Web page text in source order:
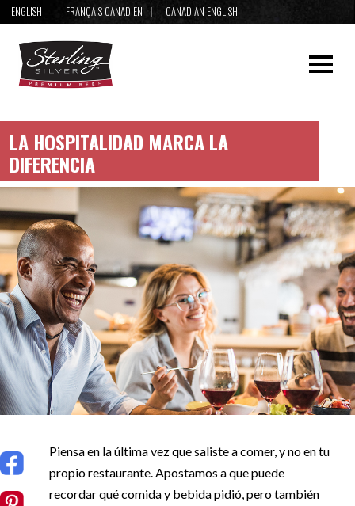
ENGLISH FRANÇAIS CANADIEN CANADIAN ENGLISH
LA HOSPITALIDAD MARCA LA
DIFERENCIA
Piensa en la última vez que saliste a comer, y no en tu
propio restaurante. Apostamos a que puede
recordar qué comida y bebida pidió, pero también